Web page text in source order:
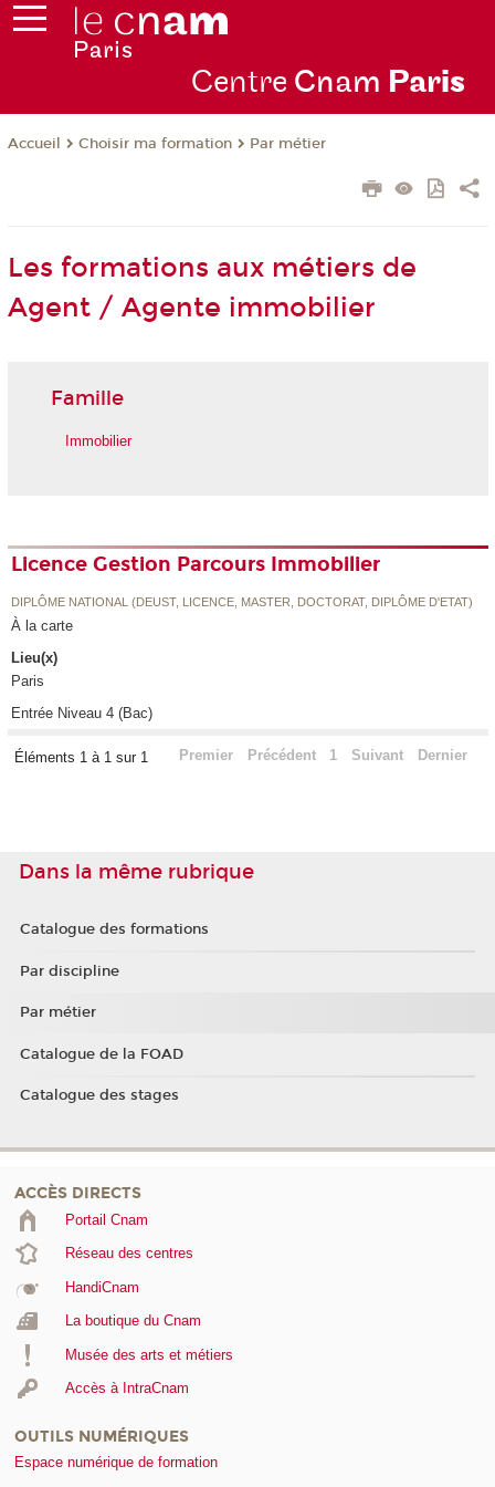
Centre Cnam Paris
Accueil Choisir ma formation Par métier
Les formations aux métiers de
Agent / Agente immobilier
Famille
Immobilier
Licence Gestion Parcours Immobilier
DIPLÔME NATIONAL (DEUST, LICENCE, MASTER, DOCTORAT, DIPLÔME D'ETAT)
À la carte
Lieu(x)
Paris
Entrée Niveau 4 (Bac)
Éléments 1 à 1 sur 1 Premier Précédent 1 Suivant Dernier
Dans la même rubrique
Catalogue des formations
Par discipline
Par métier
Catalogue de la FOAD
Catalogue des stages
ACCÈS DIRECTS
Portail Cnam
Réseau des centres
HandiCnam
La boutique du Cnam
Musée des arts et métiers
Accès à IntraCnam
OUTILS NUMÉRIQUES
Espace numérique de formation